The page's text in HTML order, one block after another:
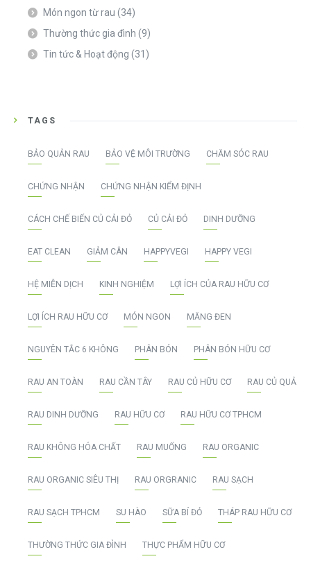
Món ngon từ rau (34)
Thường thức gia đình (9)
Tin tức & Hoạt động (31)
TAGS
BẢO QUẢN RAU BẢO VỆ MÔI TRƯỜNG CHĂM SÓC RAU
CHỨNG NHẬN CHỨNG NHẬN KIỂM ĐỊNH
CÁCH CHẾ BIẾN CỦ CẢI ĐỎ CỦ CẢI ĐỎ DINH DƯỠNG
EAT CLEAN GIẢM CÂN HAPPYVEGI HAPPY VEGI
HỆ MIỄN DỊCH KINH NGHIỆM LỢI ÍCH CỦA RAU HỮU CƠ
LỢI ÍCH RAU HỮU CƠ MÓN NGON MĂNG ĐEN
NGUYÊN TẮC 6 KHÔNG PHÂN BÓN PHÂN BÓN HỮU CƠ
RAU AN TOÀN RAU CẦN TÂY RAU CỦ HỮU CƠ RAU CỦ QUẢ
RAU DINH DƯỠNG RAU HỮU CƠ RAU HỮU CƠ TPHCM
RAU KHÔNG HÓA CHẤT RAU MUỐNG RAU ORGANIC
RAU ORGANIC SIÊU THỊ RAU ORGRANIC RAU SẠCH
RAU SẠCH TPHCM SU HÀO SỮA BÍ ĐỎ THÁP RAU HỮU CƠ
THƯỜNG THỨC GIA ĐÌNH THỰC PHẨM HỮU CƠ